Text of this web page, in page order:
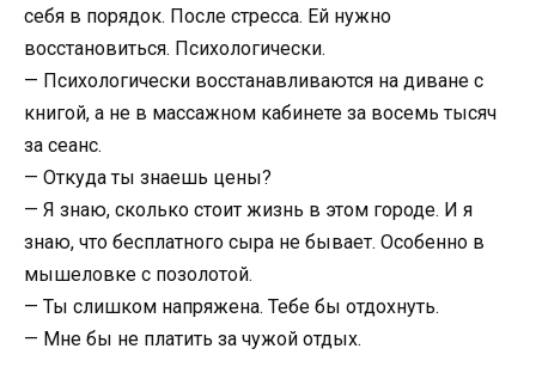
себя в порядок. После стресса. Ей нужно
восстановиться. Психологически.
— Психологически восстанавливаются на диване с
книгой, а не в массажном кабинете за восемь тысяч
за сеанс.
— Откуда ты знаешь цены?
— Я знаю, сколько стоит жизнь в этом городе. И я
знаю, что бесплатного сыра не бывает. Особенно в
мышеловке с позолотой.
— Ты слишком напряжена. Тебе бы отдохнуть.
— Мне бы не платить за чужой отдых.